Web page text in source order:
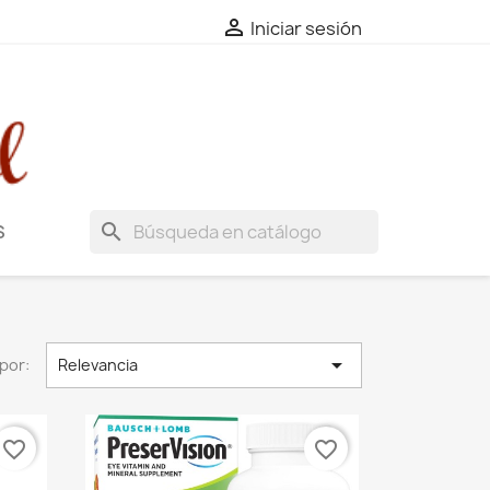
 Iniciar sesión
search
Relevancia 
favorite_border favorite_border